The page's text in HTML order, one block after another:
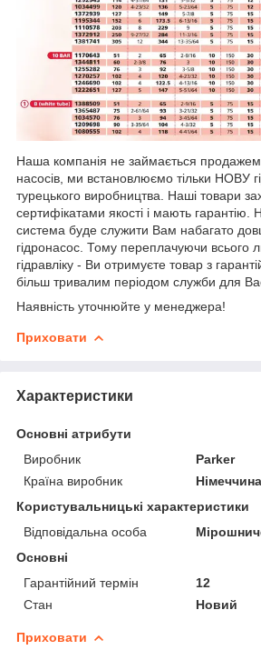
Наша компанія не займається продажем
насосів, ми встановлюємо тільки НОВУ
турецького виробництва. Наші товари
сертифікатами якості і мають гарантію.
система буде служити Вам набагато
гідронасос. Тому переплачуючи всього
гідравліку - Ви отримуєте товар з
більш тривалим періодом служби для
Наявність уточнюйте у менеджера!
Приховати
Характеристики
Основні атрибути
Виробник
Parker
Країна виробник
Німеччина
Користувальницькі характеристики
Відповідальна особа
Основні
Гарантійний термін
12
Стан
Новий
Приховати